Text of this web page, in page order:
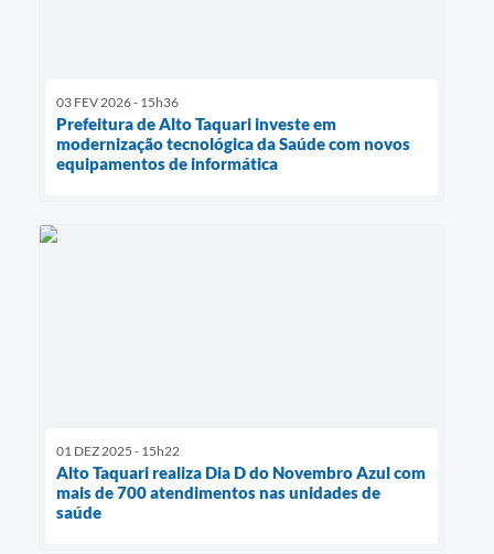
03 FEV 2026 - 15h36
Prefeitura de Alto Taquari investe em
modernização tecnológica da Saúde com novos
equipamentos de informática
01 DEZ 2025 - 15h22
Alto Taquari realiza Dia D do Novembro Azul com
mais de 700 atendimentos nas unidades de
saúde